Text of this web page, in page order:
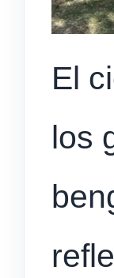
El
los